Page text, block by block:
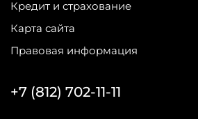
Кредит и страхование
Карта сайта
Правовая информация
+7 (812) 702-11-11